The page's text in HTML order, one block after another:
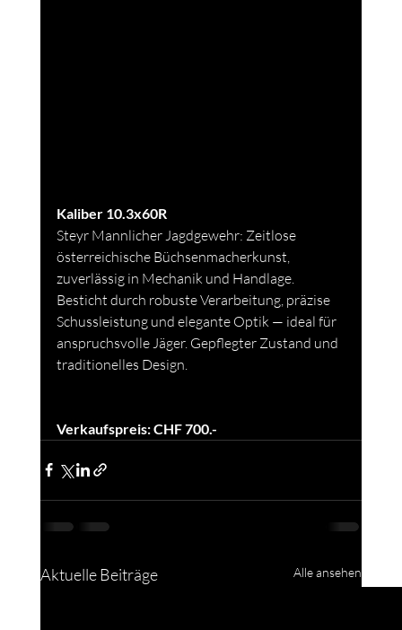
Kaliber 10.3x60R
Steyr Mannlicher Jagdgewehr: Zeitlose
österreichische Büchsenmacherkunst,
zuverlässig in Mechanik und Handlage.
Besticht durch robuste Verarbeitung, präzise
Schussleistung und elegante Optik — ideal für
anspruchsvolle Jäger. Gepflegter Zustand und
traditionelles Design.
Verkaufspreis: CHF 700.-
Aktuelle Beiträge Alle ansehen